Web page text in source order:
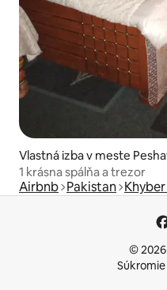
Vlastná izba v meste
1 krásna spálňa a trezor
Airbnb Pakistan
©
Súkromie